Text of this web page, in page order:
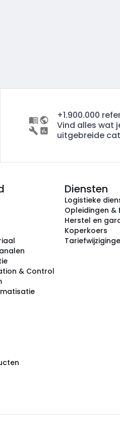
+1.900.000
Vind alles wat
uitgebreide
& Control
Diensten
Logistieke
Opleidingen &
Herstel en
Koperkoers